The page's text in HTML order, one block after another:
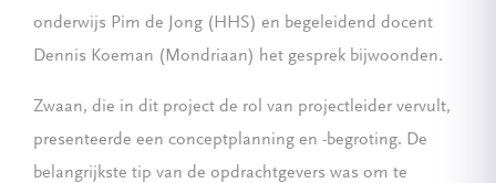
onderwijs Pim de Jong (HHS) en begeleidend docent
Dennis Koeman (Mondriaan) het gesprek bijwoonden.
Zwaan, die in dit project de rol van projectleider vervult,
presenteerde een conceptplanning en -begroting. De
belangrijkste tip van de opdrachtgevers was om te